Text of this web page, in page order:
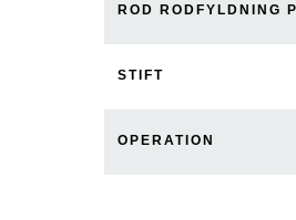
ROD RODFYLDNING
STIFT
OPERATION